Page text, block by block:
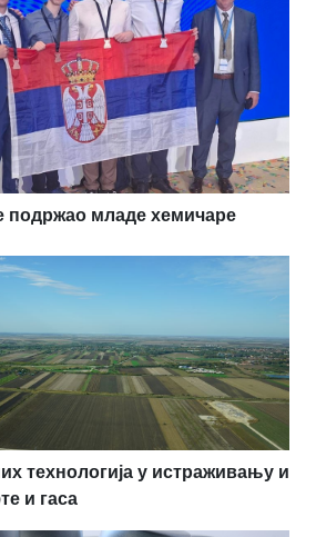
подржао младе хемичаре
технологија у истраживању и
и гаса